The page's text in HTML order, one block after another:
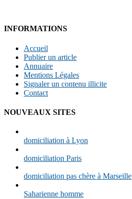
INFORMATIONS
Accueil
Publier un article
Annuaire
Mentions Légales
Signaler un contenu illicite
Contact
NOUVEAUX SITES
domiciliation à Lyon
domiciliation Paris
domiciliation pas chère à Marseille
Saharienne homme